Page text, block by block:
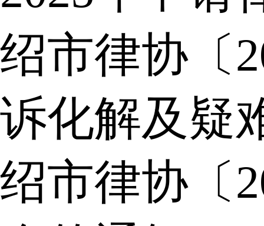
绍市律协〔
诉化解及疑
绍市律协〔